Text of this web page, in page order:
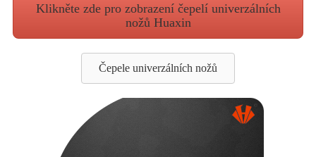
Klikněte zde pro zobrazení čepelí univerzálních
nožů Huaxin
Čepele univerzálních nožů